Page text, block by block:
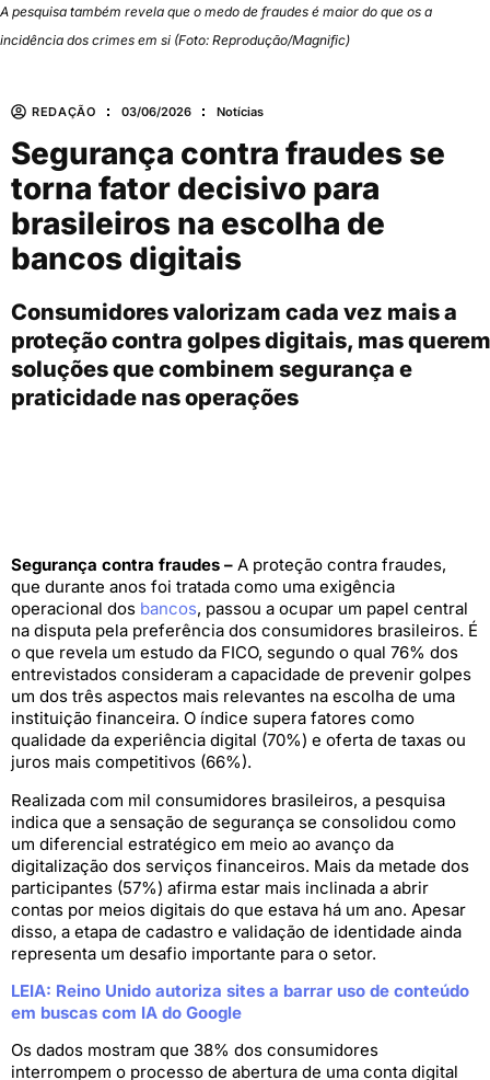
A pesquisa também revela que o medo de fraudes é maior do que os a
incidência dos crimes em si (Foto: Reprodução/Magnific)
REDAÇÃO 03/06/2026 Notícias
Segurança contra fraudes se
torna fator decisivo para
brasileiros na escolha de
bancos digitais
Consumidores valorizam cada vez mais a
proteção contra golpes digitais, mas querem
soluções que combinem segurança e
praticidade nas operações
Segurança contra fraudes – A proteção contra fraudes,
que durante anos foi tratada como uma exigência
operacional dos bancos, passou a ocupar um papel central
na disputa pela preferência dos consumidores brasileiros. É
o que revela um estudo da FICO, segundo o qual 76% dos
entrevistados consideram a capacidade de prevenir golpes
um dos três aspectos mais relevantes na escolha de uma
instituição financeira. O índice supera fatores como
qualidade da experiência digital (70%) e oferta de taxas ou
juros mais competitivos (66%).
Realizada com mil consumidores brasileiros, a pesquisa
indica que a sensação de segurança se consolidou como
um diferencial estratégico em meio ao avanço da
digitalização dos serviços financeiros. Mais da metade dos
participantes (57%) afirma estar mais inclinada a abrir
contas por meios digitais do que estava há um ano. Apesar
disso, a etapa de cadastro e validação de identidade ainda
representa um desafio importante para o setor.
LEIA: Reino Unido autoriza sites a barrar uso de conteúdo
em buscas com IA do Google
Os dados mostram que 38% dos consumidores
interrompem o processo de abertura de uma conta digital